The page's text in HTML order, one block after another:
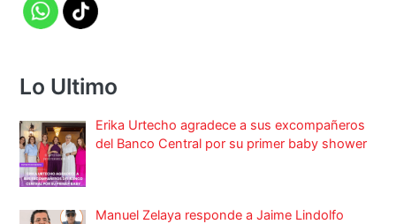
Lo Ultimo
Erika Urtecho agradece a sus excompañeros
del Banco Central por su primer baby shower
Manuel Zelaya responde a Jaime Lindolfo